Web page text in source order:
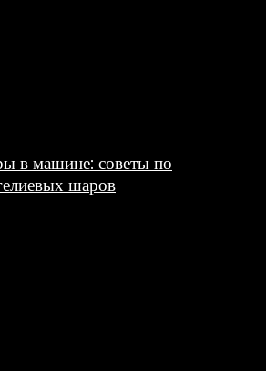
в машине: советы по
шаров